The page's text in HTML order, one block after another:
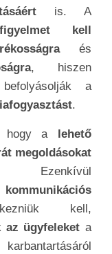
is. A
kell
és
, hiszen
befolyásolják a
.
alehető
megoldásokat
Ezenkívül
kell,
az ügyfeleket a